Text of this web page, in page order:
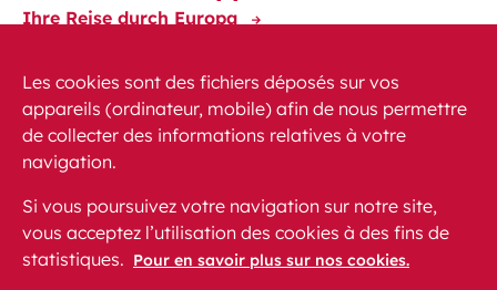
Ihre Reise durch Europa
Kontakt
Sitemap
Gesetzliche Voraussetzungen
Datenschutz
Les cookies sont des fichiers déposés sur vos
appareils (ordinateur, mobile) afin de nous permettre
de collecter des informations relatives à votre
navigation.
Si vous poursuivez votre navigation sur notre site,
vous acceptez l’utilisation des cookies à des fins de
statistiques. Pour en savoir plus sur nos cookies.